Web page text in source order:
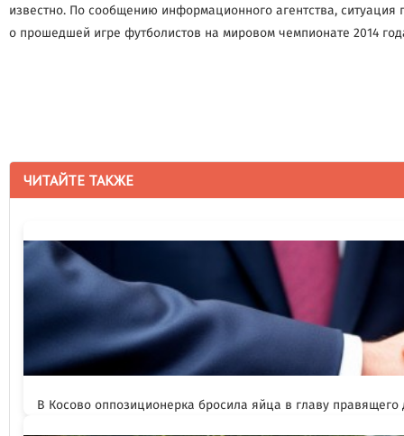
ЧИТАЙТЕ ТАКЖЕ
В Косово оппозиционерка бросила яйца в главу
известно. По сообщению информационного агентства,
о прошедшей игре футболистов на мировом чемпионате 2014